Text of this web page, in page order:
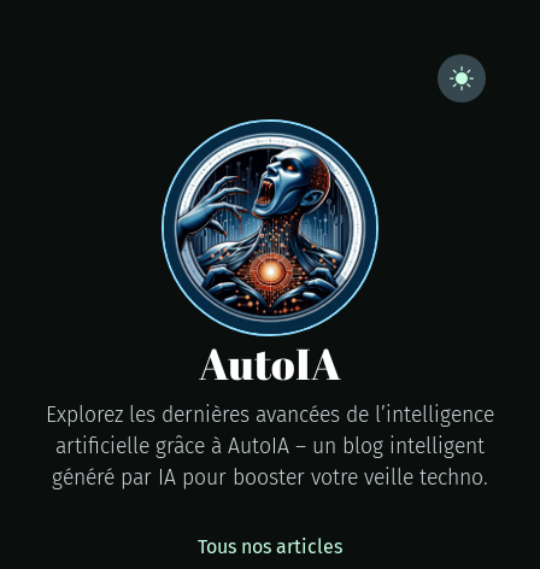
AutoIA
Explorez les dernières avancées de l’intelligence
artificielle grâce à AutoIA – un blog intelligent
généré par IA pour booster votre veille techno.
Tous nos articles